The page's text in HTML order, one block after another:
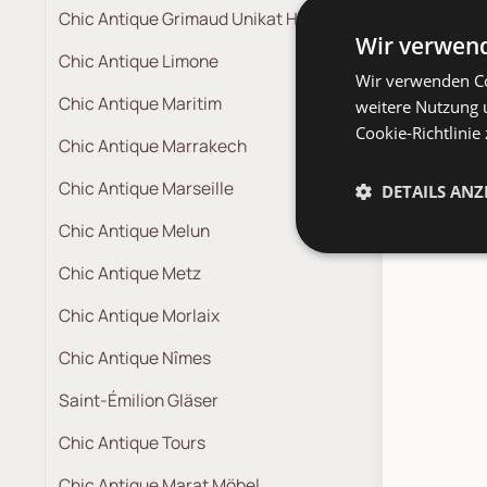
Chic Antique Grimaud Unikat Holz
Chic Antique Limone
Chic Antique Maritim
Chic Antique Marrakech
Chic Antique Marseille
Chic Antique Melun
Chic Antique Metz
Chic Antique Morlaix
Chic Antique Nîmes
Saint-Émilion Gläser
Chic Antique Tours
*
Wir
Wir verwenden
weitere Nutzung
Cookie-Richtlinie
DETAILS